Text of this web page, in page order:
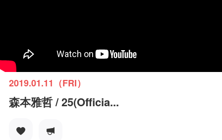
2019.01.11（FRI）
森本雅哲 / 25(Officia...